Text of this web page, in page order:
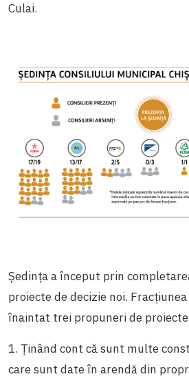
Culai.
Ședința a început prin
proiecte de decizie noi. Fracțiunea
înaintat trei propuneri de proiecte
1. Ținând cont că sunt multe
care sunt date în arendă din